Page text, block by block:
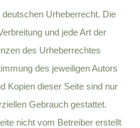
Urheberrecht. Die
und jede Art der
des Urheberrechtes
des jeweiligen Autors
Kopien dieser Seite sind nur
Gebrauch gestattet.
nicht vom Betreiber erstellt